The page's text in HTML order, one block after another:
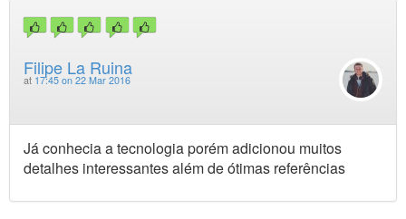
Filipe La Ruina
at 17:45 on 22 Mar 2016
Já conhecia a tecnologia porém adicionou muitos
detalhes interessantes além de ótimas referências